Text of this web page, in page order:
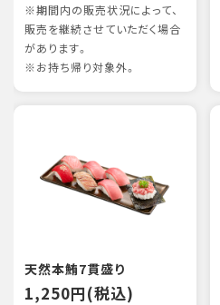
※期間内の販売状況によって、
販売を継続させていただく場合
があります。
※お持ち帰り対象外。
天然本鮪7貫盛り
1,250円(税込)